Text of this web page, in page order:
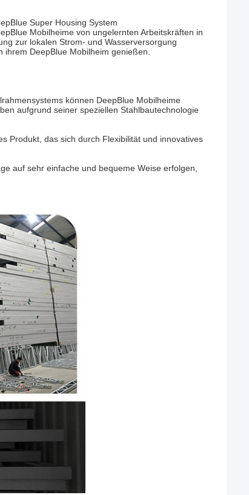
Super Housing System
Mobilheime von ungelernten Arbeitskräften in
zur lokalen Strom- und Wasserversorgung
DeepBlue Mobilheim genießen.
können DeepBlue Mobilheime
aufgrund seiner speziellen Stahlbautechnologie
Produkt, das sich durch Flexibilität und innovatives
auf sehr einfache und bequeme Weise erfolgen,